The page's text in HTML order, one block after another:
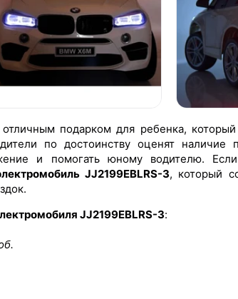
подарком для ребенка,
по достоинству оценят наличие
и помогать юному водителю.
JJ2199EBLRS-3, который
JJ2199EBLRS-3: